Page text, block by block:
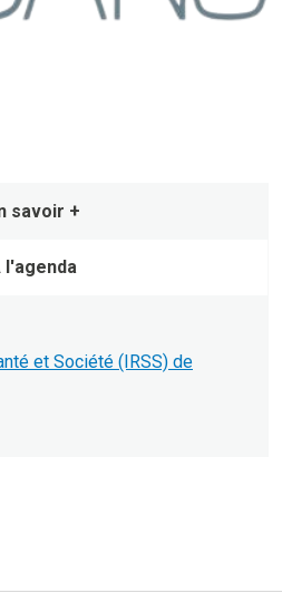
savoir +
l'agenda
et Société (IRSS) de